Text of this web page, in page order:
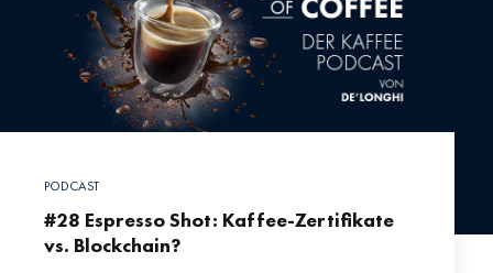
PODCAST
#28 Espresso Shot: Kaffee-Zertifikate
vs. Blockchain?